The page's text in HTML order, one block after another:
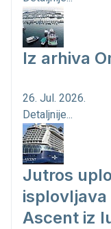
Iz arhiva
26. Jul. 2026.
Detaljnije...
Jutros
Ascent iz